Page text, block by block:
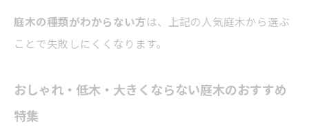
庭木の種類がわからない方は、上記の人気庭木から選ぶ
ことで失敗しにくくなります。
おしゃれ・低木・大きくならない庭木のおすすめ
特集